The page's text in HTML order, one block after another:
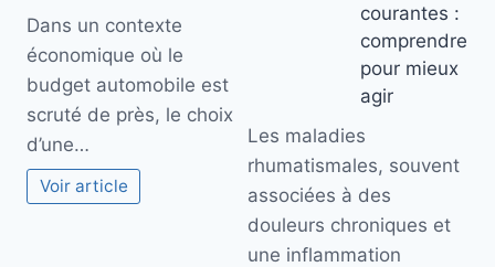
Dans un contexte
économique où le
budget automobile est
scruté de près, le choix
d’une…
Voir article
courantes :
comprendre
pour mieux
agir
Les maladies
rhumatismales, souvent
associées à des
douleurs chroniques et
une inflammation